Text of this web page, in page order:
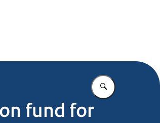
Vul in wat u
fund for